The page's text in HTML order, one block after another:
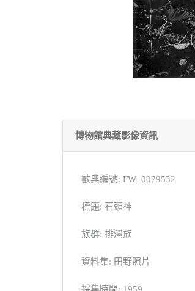
博物館典藏影像資訊
數典編號: FW_0079532
標題: 石頭神
族群: 排灣族
資料集: 田野照片